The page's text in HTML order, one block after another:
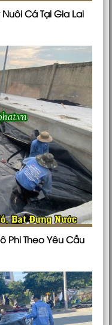
Cá Tại Gia Lai
Phi Theo Yêu Cầu